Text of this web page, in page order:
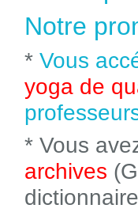
Notre
* Vous
yoga de
* Vous
archives